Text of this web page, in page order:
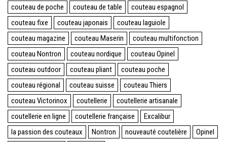
couteau de poche
couteau de table
couteau espagnol
couteau fixe
couteau japonais
couteau laguiole
couteau magazine
couteau Maserin
couteau multifonction
couteau Nontron
couteau nordique
couteau Opinel
couteau outdoor
couteau pliant
couteau poche
couteau régional
couteau suisse
couteau Thiers
couteau Victorinox
coutellerie
coutellerie artisanale
coutellerie en ligne
coutellerie française
Excalibur
la passion des couteaux
Nontron nouveauté coutelière
Opinel